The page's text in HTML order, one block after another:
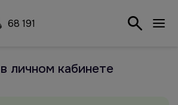
68 191
личном кабинете